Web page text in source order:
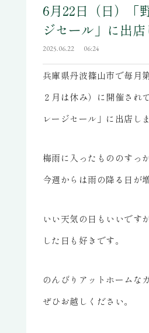
6月22日（日）「
ジセール」に出
2025.06.22 06:24
兵庫県丹波篠山市で毎月
２月は休み）に開催され
レージセール」に出店しま
梅雨に入ったもののすっ
今週からは雨の降る日が
いい天気の日もいいです
した日も好きです。
のんびりアットホームな
ぜひお越しください。